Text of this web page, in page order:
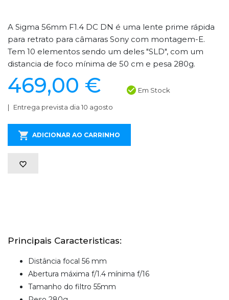
A Sigma 56mm F1.4 DC DN é uma lente prime rápida
para retrato para câmaras Sony com montagem-E.
Tem 10 elementos sendo um deles "SLD", com um
distancia de foco mínima de 50 cm e pesa 280g.
469,00 € Em Stock
Entrega prevista dia 10 agosto
ADICIONAR AO CARRINHO
Principais Caracteristicas:
Distância focal 56 mm
Abertura máxima f/1.4 mínima f/16
Tamanho do filtro 55mm